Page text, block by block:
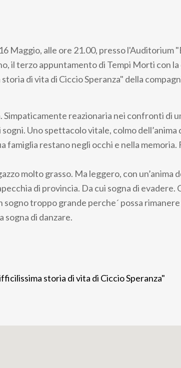
Maggio, alle ore 21.00, presso l'Auditorium
il terzo appuntamento di Tempi Morti con la
di vita di Ciccio Speranza" della
Simpaticamente reazionaria nei confronti di
Uno spettacolo vitale, colmo dell’anima
famiglia restano negli occhi e nella memoria.
molto grasso. Ma leggero, con un’anima
di provincia. Da cui sogna di evadere.
sogno troppo grande perche´ possa
sogna di danzare.